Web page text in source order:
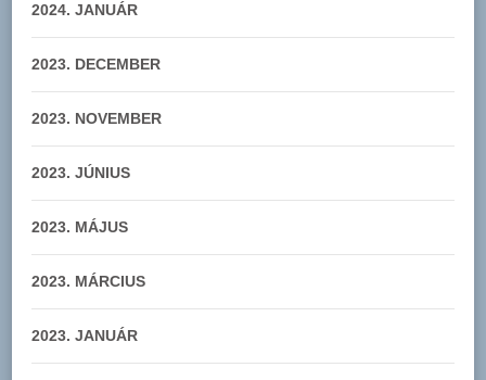
2024. JANUÁR
2023. DECEMBER
2023. NOVEMBER
2023. JÚNIUS
2023. MÁJUS
2023. MÁRCIUS
2023. JANUÁR